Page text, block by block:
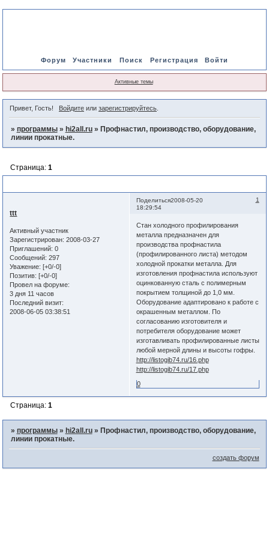
Форум Участники Поиск Регистрация Войти
Активные темы
Привет, Гость! Войдитеили зарегистрируйтесь.
» программы » hi2all.ru » Профнастил, производство, оборудование,
линии прокатные.
Страница: 1
Поделиться 1
2008-05-20
18:29:54
ttt
Активный участник
Зарегистрирован: 2008-03-27
Приглашений: 0
Сообщений: 297
Уважение: [+0/-0]
Позитив: [+0/-0]
Провел на форуме:
3 дня 11 часов
Последний визит:
2008-06-05 03:38:51
Стан холодного профилирования
металла предназначен для
производства профнастила
(профилированного листа) методом
холодной прокатки металла. Для
изготовления профнастила используют
оцинкованную сталь с полимерным
покрытием толщиной до 1,0 мм.
Оборудование адаптировано к работе с
окрашенным металлом. По
согласованию изготовителя и
потребителя оборудование может
изготавливать профилированные листы
любой мерной длины и высоты гофры.
http://listogib74.ru/16.php
http://listogib74.ru/17.php
0
Страница: 1
» программы » hi2all.ru » Профнастил, производство, оборудование,
линии прокатные.
создать форум